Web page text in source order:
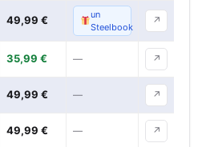
49,99 €
un
Steelbook
↗
35,99 € — ↗
49,99 € — ↗
49,99 € — ↗